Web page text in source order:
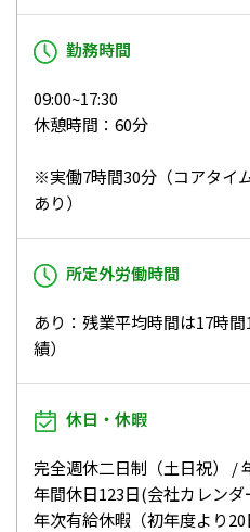
勤務時間
09:00~17:30
休憩時間：60分
※実働7時間30分（コアタイ
あり）
所定外労働時間
あり：残業平均時間は17時
績）
休日・休暇
完全週休二日制（土日祝） /
年間休日123日(会社カレンダ
年次有給休暇（初年度より20